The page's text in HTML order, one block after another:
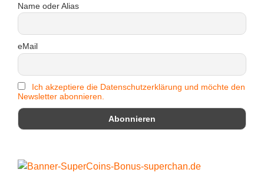
Name oder Alias
eMail
Ich akzeptiere die Datenschutzerklärung und möchte den
Newsletter abonnieren.